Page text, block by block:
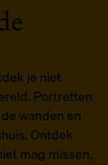
je niet
Portretten
wanden en
Ontdek
mag missen.